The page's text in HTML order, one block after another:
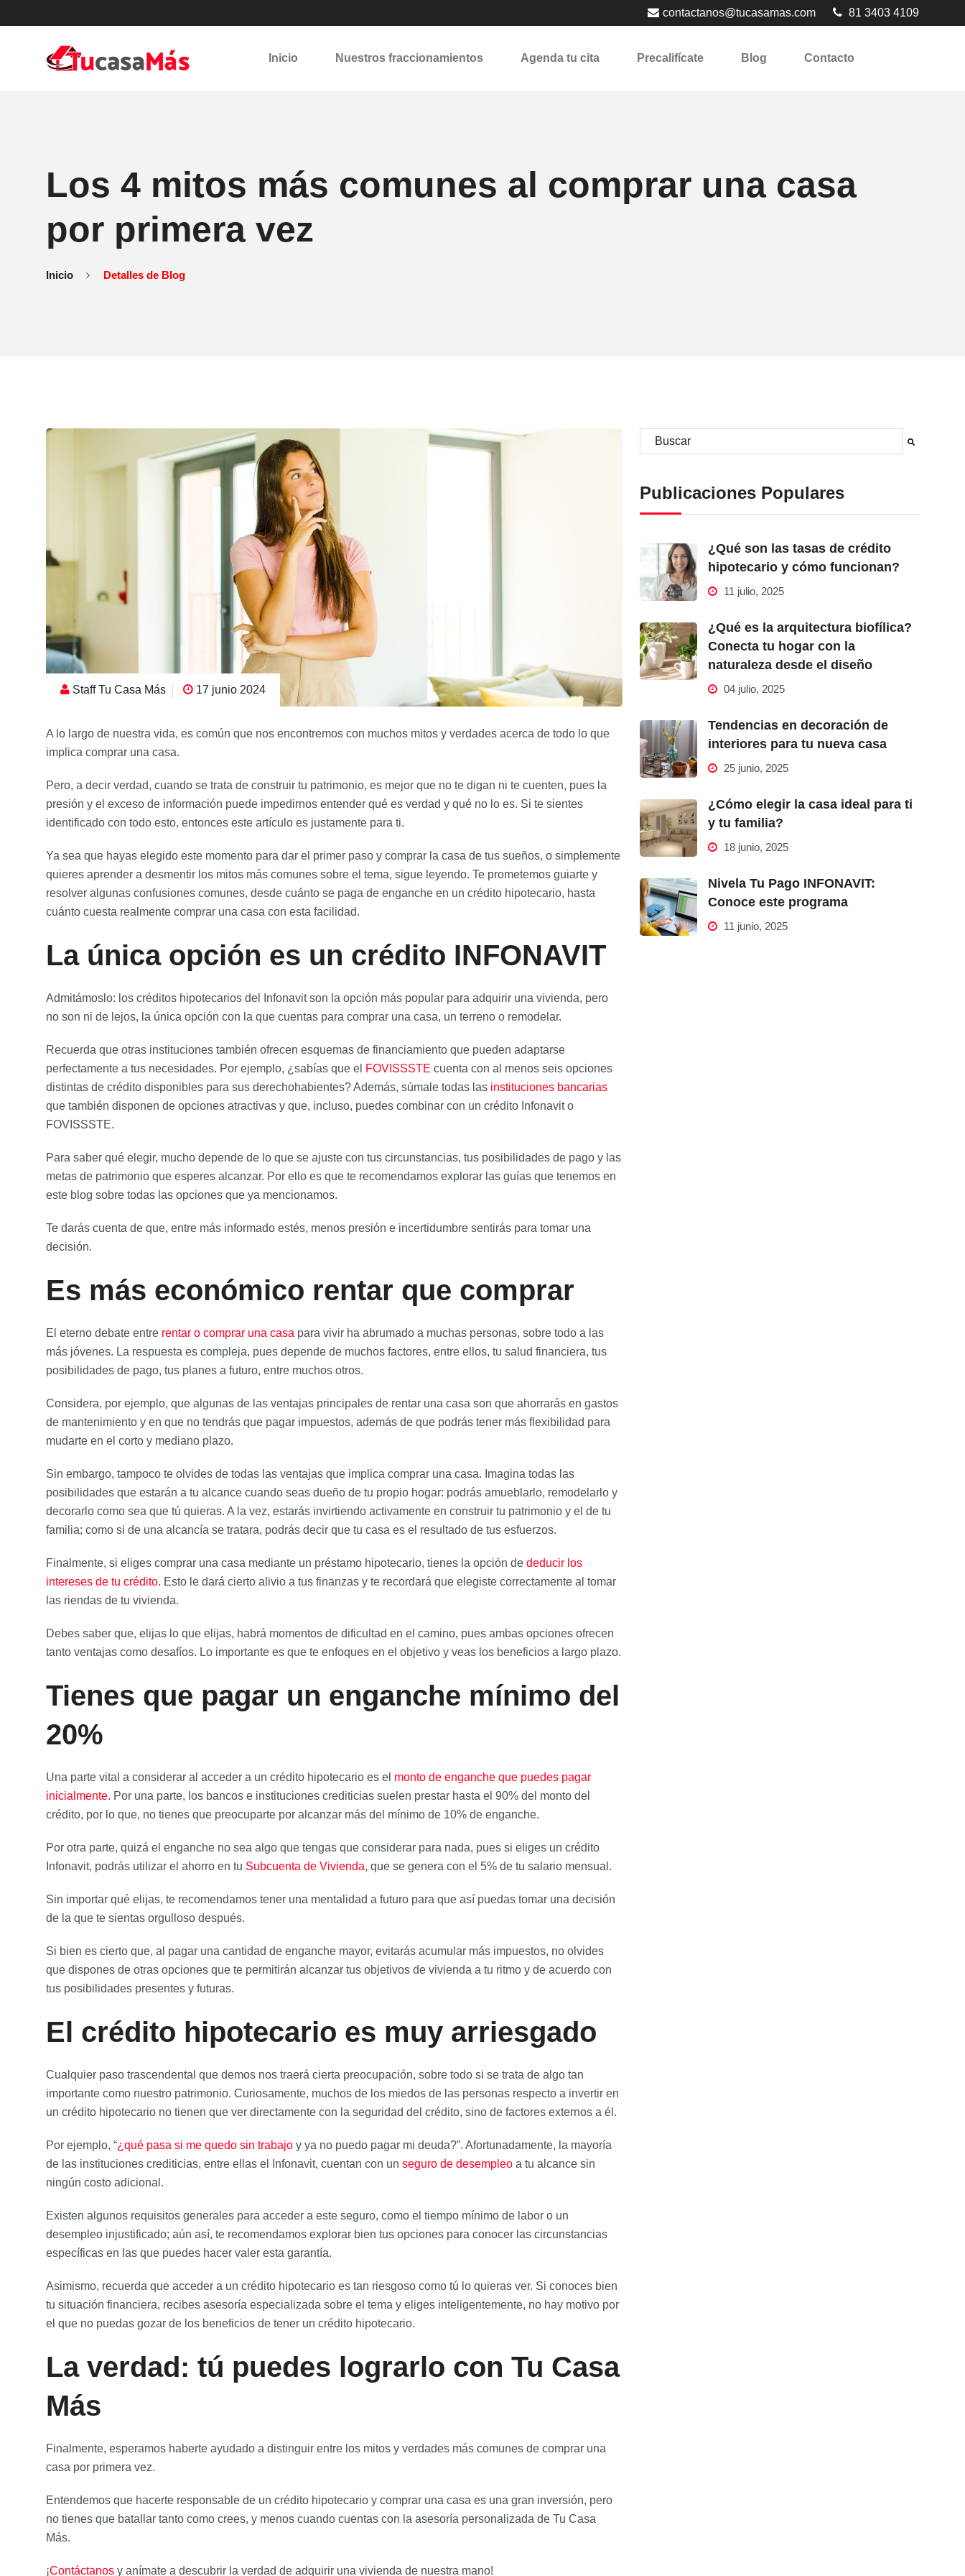
contactanos@tucasamas.com 81 3403 4109
Inicio Nuestros fraccionamientos Agenda tu cita Precalifícate Blog Contacto
Los 4 mitos más comunes al comprar una casa
por primera vez
Inicio Detalles de Blog
Staff Tu Casa Más 17 junio 2024
A lo largo de nuestra vida, es común que nos encontremos con muchos mitos y verdades acerca de todo lo que
implica comprar una casa.
Pero, a decir verdad, cuando se trata de construir tu patrimonio, es mejor que no te digan ni te cuenten, pues la
presión y el exceso de información puede impedirnos entender qué es verdad y qué no lo es. Si te sientes
identificado con todo esto, entonces este artículo es justamente para ti.
Ya sea que hayas elegido este momento para dar el primer paso y comprar la casa de tus sueños, o simplemente
quieres aprender a desmentir los mitos más comunes sobre el tema, sigue leyendo. Te prometemos guiarte y
resolver algunas confusiones comunes, desde cuánto se paga de enganche en un crédito hipotecario, hasta
cuánto cuesta realmente comprar una casa con esta facilidad.
La única opción es un crédito INFONAVIT
Admitámoslo: los créditos hipotecarios del Infonavit son la opción más popular para adquirir una vivienda, pero
no son ni de lejos, la única opción con la que cuentas para comprar una casa, un terreno o remodelar.
Recuerda que otras instituciones también ofrecen esquemas de financiamiento que pueden adaptarse
perfectamente a tus necesidades. Por ejemplo, ¿sabías que el FOVISSSTE cuenta con al menos seis opciones
distintas de crédito disponibles para sus derechohabientes? Además, súmale todas las instituciones bancarias
que también disponen de opciones atractivas y que, incluso, puedes combinar con un crédito Infonavit o
FOVISSSTE.
Para saber qué elegir, mucho depende de lo que se ajuste con tus circunstancias, tus posibilidades de pago y las
metas de patrimonio que esperes alcanzar. Por ello es que te recomendamos explorar las guías que tenemos en
este blog sobre todas las opciones que ya mencionamos.
Te darás cuenta de que, entre más informado estés, menos presión e incertidumbre sentirás para tomar una
decisión.
Es más económico rentar que comprar
El eterno debate entre rentar o comprar una casa para vivir ha abrumado a muchas personas, sobre todo a las
más jóvenes. La respuesta es compleja, pues depende de muchos factores, entre ellos, tu salud financiera, tus
posibilidades de pago, tus planes a futuro, entre muchos otros.
Considera, por ejemplo, que algunas de las ventajas principales de rentar una casa son que ahorrarás en gastos
de mantenimiento y en que no tendrás que pagar impuestos, además de que podrás tener más flexibilidad para
mudarte en el corto y mediano plazo.
Sin embargo, tampoco te olvides de todas las ventajas que implica comprar una casa. Imagina todas las
posibilidades que estarán a tu alcance cuando seas dueño de tu propio hogar: podrás amueblarlo, remodelarlo y
decorarlo como sea que tú quieras. A la vez, estarás invirtiendo activamente en construir tu patrimonio y el de tu
familia; como si de una alcancía se tratara, podrás decir que tu casa es el resultado de tus esfuerzos.
Finalmente, si eliges comprar una casa mediante un préstamo hipotecario, tienes la opción de deducir los
intereses de tu crédito. Esto le dará cierto alivio a tus finanzas y te recordará que elegiste correctamente al tomar
las riendas de tu vivienda.
Debes saber que, elijas lo que elijas, habrá momentos de dificultad en el camino, pues ambas opciones ofrecen
tanto ventajas como desafíos. Lo importante es que te enfoques en el objetivo y veas los beneficios a largo plazo.
Tienes que pagar un enganche mínimo del
20%
Una parte vital a considerar al acceder a un crédito hipotecario es el monto de enganche que puedes pagar
inicialmente. Por una parte, los bancos e instituciones crediticias suelen prestar hasta el 90% del monto del
crédito, por lo que, no tienes que preocuparte por alcanzar más del mínimo de 10% de enganche.
Por otra parte, quizá el enganche no sea algo que tengas que considerar para nada, pues si eliges un crédito
Infonavit, podrás utilizar el ahorro en tu Subcuenta de Vivienda, que se genera con el 5% de tu salario mensual.
Sin importar qué elijas, te recomendamos tener una mentalidad a futuro para que así puedas tomar una decisión
de la que te sientas orgulloso después.
Si bien es cierto que, al pagar una cantidad de enganche mayor, evitarás acumular más impuestos, no olvides
que dispones de otras opciones que te permitirán alcanzar tus objetivos de vivienda a tu ritmo y de acuerdo con
tus posibilidades presentes y futuras.
El crédito hipotecario es muy arriesgado
Cualquier paso trascendental que demos nos traerá cierta preocupación, sobre todo si se trata de algo tan
importante como nuestro patrimonio. Curiosamente, muchos de los miedos de las personas respecto a invertir en
un crédito hipotecario no tienen que ver directamente con la seguridad del crédito, sino de factores externos a él.
Por ejemplo, “¿qué pasa si me quedo sin trabajo y ya no puedo pagar mi deuda?”. Afortunadamente, la mayoría
de las instituciones crediticias, entre ellas el Infonavit, cuentan con un seguro de desempleo a tu alcance sin
ningún costo adicional.
Existen algunos requisitos generales para acceder a este seguro, como el tiempo mínimo de labor o un
desempleo injustificado; aún así, te recomendamos explorar bien tus opciones para conocer las circunstancias
específicas en las que puedes hacer valer esta garantía.
Asimismo, recuerda que acceder a un crédito hipotecario es tan riesgoso como tú lo quieras ver. Si conoces bien
tu situación financiera, recibes asesoría especializada sobre el tema y eliges inteligentemente, no hay motivo por
el que no puedas gozar de los beneficios de tener un crédito hipotecario.
La verdad: tú puedes lograrlo con Tu Casa
Más
Finalmente, esperamos haberte ayudado a distinguir entre los mitos y verdades más comunes de comprar una
casa por primera vez.
Entendemos que hacerte responsable de un crédito hipotecario y comprar una casa es una gran inversión, pero
no tienes que batallar tanto como crees, y menos cuando cuentas con la asesoría personalizada de Tu Casa
Más.
¡Contáctanos y anímate a descubrir la verdad de adquirir una vivienda de nuestra mano!
Este es un campo de búsqueda con una función de sugerencia
Publicaciones Populares
¿Qué son las tasas de crédito
hipotecario y cómo funcionan?
11 julio, 2025
¿Qué es la arquitectura biofílica?
Conecta tu hogar con la
naturaleza desde el diseño
04 julio, 2025
Tendencias en decoración de
interiores para tu nueva casa
25 junio, 2025
¿Cómo elegir la casa ideal para ti
y tu familia?
18 junio, 2025
Nivela Tu Pago INFONAVIT:
Conoce este programa
11 junio, 2025